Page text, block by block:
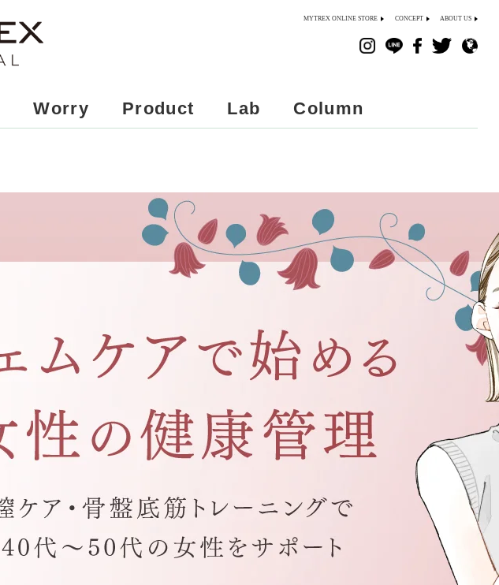
MYTREX ONLINE STORE CONCEPT ABOUT US
Worry Product Lab Column